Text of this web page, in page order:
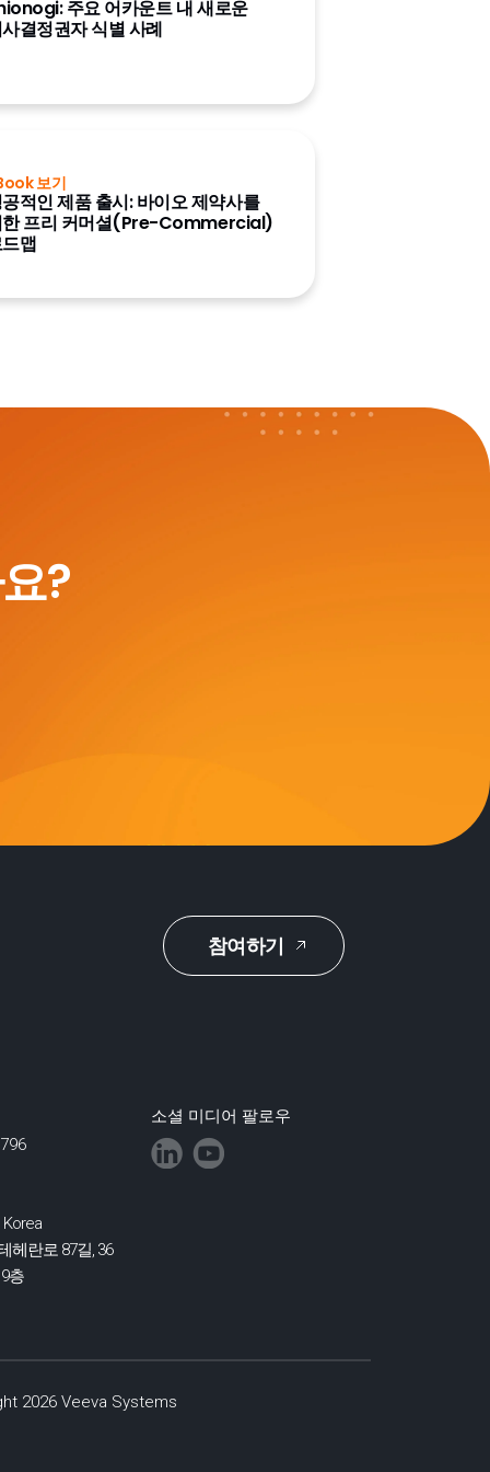
주요 어카운트 내 새로운
결정권자 식별 사례
보기
적인 제품 출시: 바이오 제약사를
프리 커머셜(Pre-Commercial)
맵
?
참여하기
헤란로 87길, 36
층
소셜 미디어 팔로우
2026 Veeva Systems